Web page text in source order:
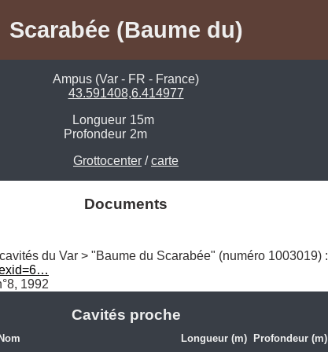
Scarabée (Baume du)
Ampus (Var - FR - France)
43.591408,6.414977
Longueur 15m
Profondeur 2m
Grottocenter /carte
Documents
1992
Cavités proche
Nom Longueur (m) Profondeur (m)